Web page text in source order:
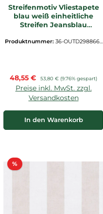
Streifenmotiv Vliestapete
blau weiß einheitliche
Streifen Jeansblau
Produktnummer: 36-OUTD2988662
Verkaufspreis:
48,55 € Regulärer Preis:
53,80 € (9.76% gespart)
Preise inkl. MwSt. zzgl.
Versandkosten
In den Warenkorb
%Rabatt